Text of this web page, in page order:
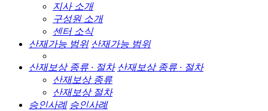
지사 소개
구성원 소개
센터 소식
산재가능 범위 산재가능 범위
산재보상 종류 · 절차 산재보상 종류 · 절차
산재보상 종류
산재보상 절차
승인사례 승인사례